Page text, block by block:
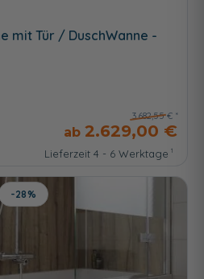
mit Tür / DuschWanne -
3.682,55 €
2.629,00 €
Lieferzeit 4 - 6 Werktage
-28%